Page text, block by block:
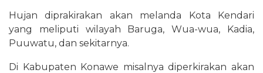
Hujan diprakirakan akan melanda Kota Kendari
yang meliputi wilayah Baruga, Wua-wua, Kadia,
Puuwatu, dan sekitarnya.
Di Kabupaten Konawe misalnya diperkirakan akan